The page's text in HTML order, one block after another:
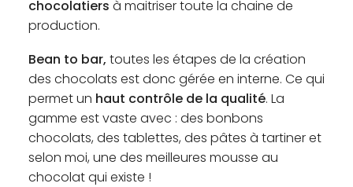
chocolatiers à maitriser toute la chaine de
production.
Bean to bar, toutes les étapes de la création
des chocolats est donc gérée en interne. Ce qui
permet un haut contrôle de la qualité. La
gamme est vaste avec : des bonbons
chocolats, des tablettes, des pâtes à tartiner et
selon moi, une des meilleures mousse au
chocolat qui existe !